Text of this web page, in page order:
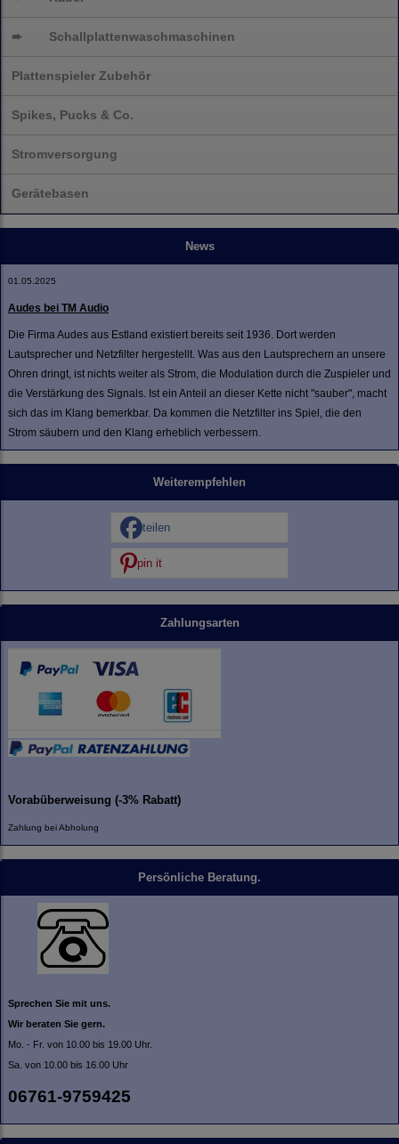
➨ Schallplattenwaschmaschinen
Plattenspieler Zubehör
Spikes, Pucks & Co.
Stromversorgung
Gerätebasen
News
01.05.2025
Audes bei TM Audio
Die Firma Audes aus Estland existiert bereits seit 1936. Dort werden
Lautsprecher und Netzfilter hergestellt. Was aus den Lautsprechern an unsere
Ohren dringt, ist nichts weiter als Strom, die Modulation durch die Zuspieler und
die Verstärkung des Signals. Ist ein Anteil an dieser Kette nicht "sauber", macht
sich das im Klang bemerkbar. Da kommen die Netzfilter ins Spiel, die den
Strom säubern und den Klang erheblich verbessern.
Weiterempfehlen
teilen
pin it
Zahlungsarten
Vorabüberweisung (-3% Rabatt)
Zahlung bei Abholung
Persönliche Beratung.
Sprechen Sie mit uns.
Wir beraten Sie gern.
Mo. - Fr. von 10.00 bis 19.00 Uhr.
Sa. von 10.00 bis 16.00 Uhr
06761-9759425